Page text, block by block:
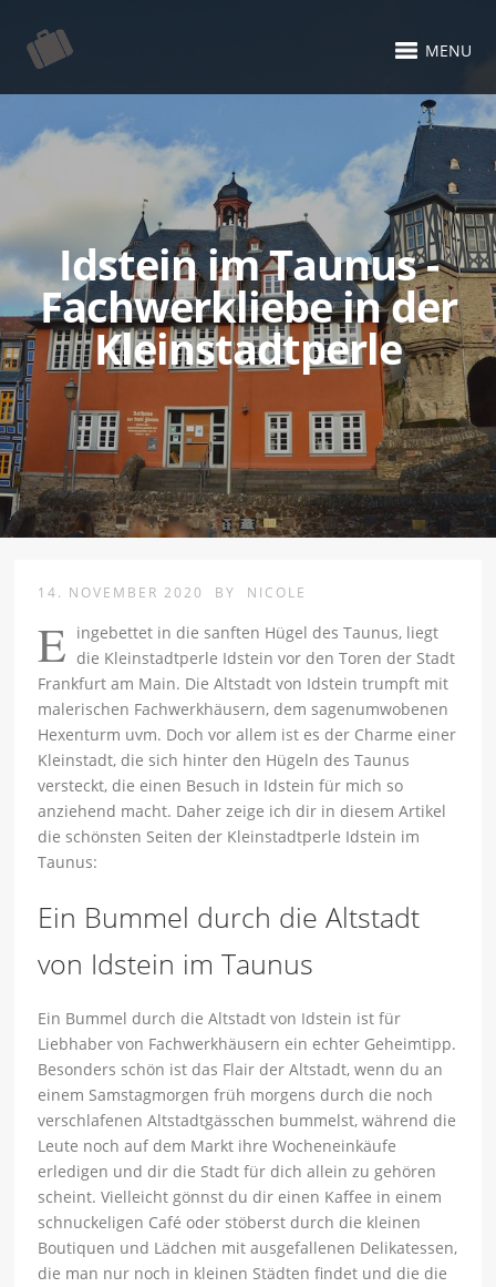
MENU
Idstein im Taunus -
Fachwerkliebe in der
Kleinstadtperle
14. NOVEMBER 2020 BY NICOLE
E ingebettet in die sanften Hügel des Taunus, liegt
die Kleinstadtperle Idstein vor den Toren der Stadt
Frankfurt am Main. Die Altstadt von Idstein trumpft mit
malerischen Fachwerkhäusern, dem sagenumwobenen
Hexenturm uvm. Doch vor allem ist es der Charme einer
Kleinstadt, die sich hinter den Hügeln des Taunus
versteckt, die einen Besuch in Idstein für mich so
anziehend macht. Daher zeige ich dir in diesem Artikel
die schönsten Seiten der Kleinstadtperle Idstein im
Taunus:
Ein Bummel durch die Altstadt
von Idstein im Taunus
Ein Bummel durch die Altstadt von Idstein ist für
Liebhaber von Fachwerkhäusern ein echter Geheimtipp.
Besonders schön ist das Flair der Altstadt, wenn du an
einem Samstagmorgen früh morgens durch die noch
verschlafenen Altstadtgässchen bummelst, während die
Leute noch auf dem Markt ihre Wocheneinkäufe
erledigen und dir die Stadt für dich allein zu gehören
scheint. Vielleicht gönnst du dir einen Kaffee in einem
schnuckeligen Café oder stöberst durch die kleinen
Boutiquen und Lädchen mit ausgefallenen Delikatessen,
die man nur noch in kleinen Städten findet und die die